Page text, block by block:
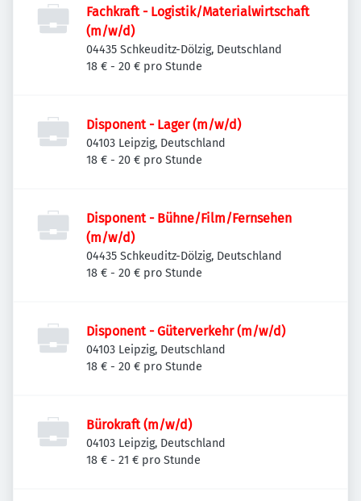
Fachkraft - Logistik/Materialwirtschaft
(m/w/d)
04435 Schkeuditz-Dölzig, Deutschland
18 € - 20 € pro Stunde
Disponent - Lager (m/w/d)
04103 Leipzig, Deutschland
18 € - 20 € pro Stunde
Disponent - Bühne/Film/Fernsehen
(m/w/d)
04435 Schkeuditz-Dölzig, Deutschland
18 € - 20 € pro Stunde
Disponent - Güterverkehr (m/w/d)
04103 Leipzig, Deutschland
18 € - 20 € pro Stunde
Bürokraft (m/w/d)
04103 Leipzig, Deutschland
18 € - 21 € pro Stunde